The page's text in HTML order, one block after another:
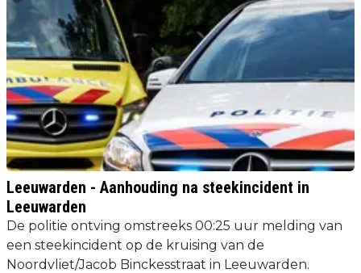
Leeuwarden - Aanhouding na steekincident in
Leeuwarden
De politie ontving omstreeks 00:25 uur melding van
een steekincident op de kruising van de
Noordvliet/Jacob Binckesstraat in Leeuwarden.